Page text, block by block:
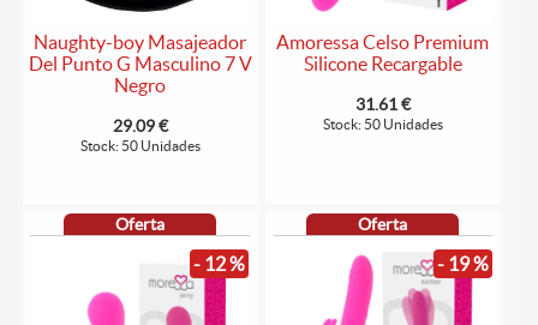
Naughty-boy Masajeador
Del Punto G Masculino 7 V
Negro
29.09 €
Stock: 50 Unidades
Amoressa Celso Premium
Silicone Recargable
31.61 €
Stock: 50 Unidades
Oferta
- 12 %
Oferta
- 19 %